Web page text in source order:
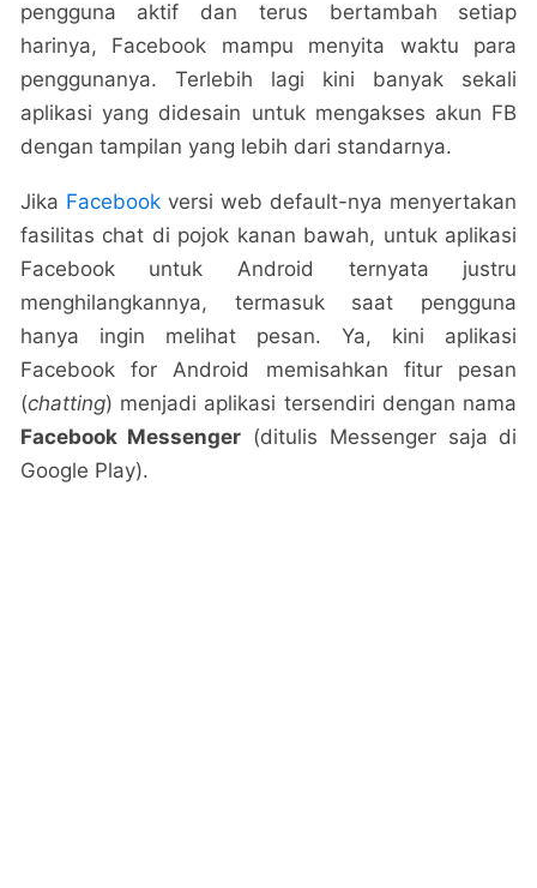
pengguna aktif dan terus bertambah setiap
harinya, Facebook mampu menyita waktu para
penggunanya. Terlebih lagi kini banyak sekali
aplikasi yang didesain untuk mengakses akun FB
dengan tampilan yang lebih dari standarnya.
Jika Facebookversi web default-nya menyertakan
fasilitas chat di pojok kanan bawah, untuk aplikasi
Facebook untuk Android ternyata justru
menghilangkannya, termasuk saat pengguna
hanya ingin melihat pesan. Ya, kini aplikasi
Facebook for Android memisahkan fitur pesan
(chatting) menjadi aplikasi tersendiri dengan nama
Facebook Messenger (ditulis Messenger saja di
Google Play).